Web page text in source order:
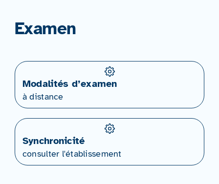
Examen
Modalités d’examen
à distance
Synchronicité
consulter l'établissement